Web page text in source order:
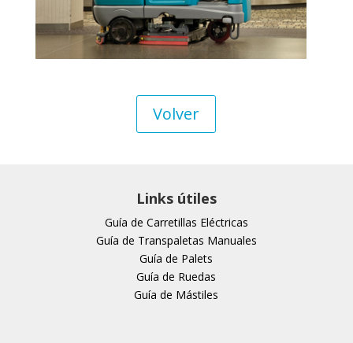
Volver
Links útiles
Guía de Carretillas Eléctricas
Guía de Transpaletas Manuales
Guía de Palets
Guía de Ruedas
Guía de Mástiles